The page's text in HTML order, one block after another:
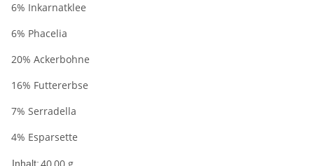
6% Inkarnatklee
6% Phacelia
20% Ackerbohne
16% Futtererbse
7% Serradella
4% Esparsette
Inhalt: